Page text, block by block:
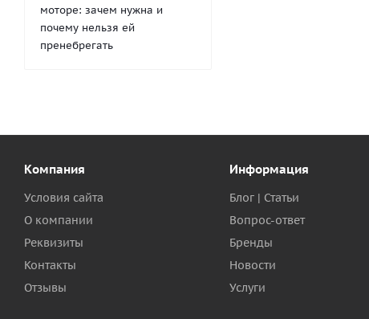
моторе: зачем нужна и
почему нельзя ей
пренебрегать
Компания
Условия сайта
О компании
Реквизиты
Контакты
Отзывы
Информация
Блог | Статьи
Вопрос-ответ
Бренды
Новости
Услуги